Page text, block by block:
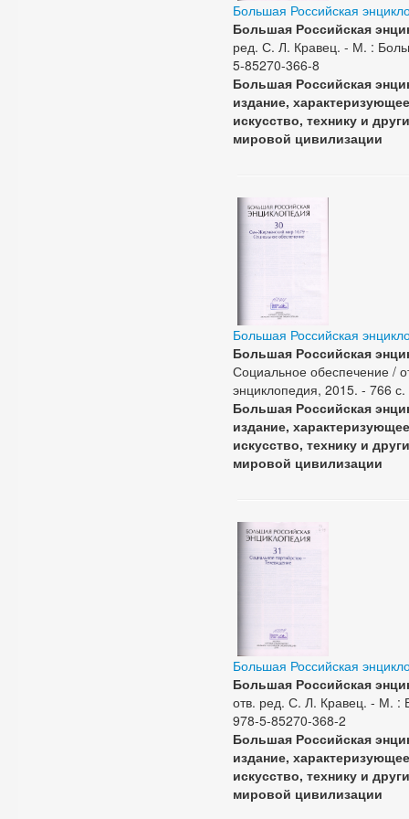
Большая Российская
Большая Российская
ред. С. Л. Кравец. - М. :
5-85270-366-8
Большая Российская
издание,
искусство, технику и
мировой цивилизации
Большая Российская
Большая Российская
Социальное обеспечение /
энциклопедия, 2015. - 766
Большая Российская
издание,
искусство, технику и
мировой цивилизации
Большая Российская
Большая Российская
отв. ред. С. Л. Кравец. - М. :
978-5-85270-368-2
Большая Российская
издание,
искусство, технику и
мировой цивилизации